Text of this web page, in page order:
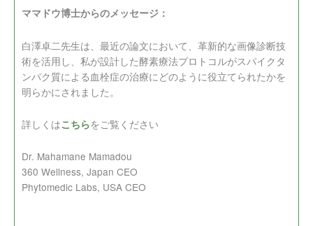
ママドウ博士からのメッセージ：
白澤卓二先生は、最近の論文において、革新的な画像診断技
術を活用し、私が設計した酵素療法プロトコルがスパイクタ
ンパク質による血栓症の治療にどのように役立てられたかを
明らかにされました。
詳しくはこちらをご覧ください
Dr. Mahamane Mamadou
360 Wellness, Japan CEO
Phytomedic Labs, USA CEO